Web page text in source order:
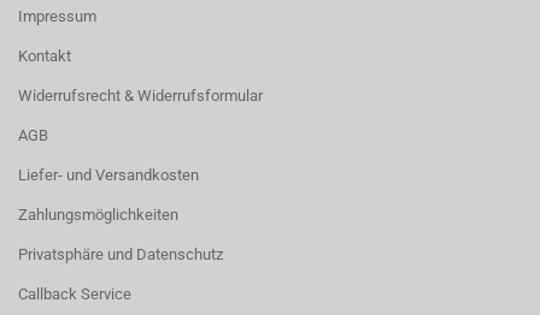
Impressum
Kontakt
Widerrufsrecht & Widerrufsformular
AGB
Liefer- und Versandkosten
Zahlungsmöglichkeiten
Privatsphäre und Datenschutz
Callback Service